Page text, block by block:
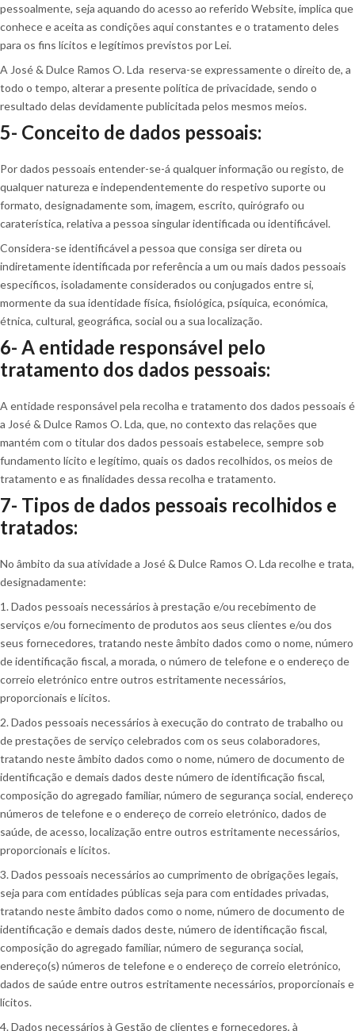
pessoalmente, seja aquando do acesso ao referido Website, implica que
conhece e aceita as condições aqui constantes e o tratamento deles
para os fins lícitos e legítimos previstos por Lei.
A José & Dulce Ramos O. Lda reserva-se expressamente o direito de, a
todo o tempo, alterar a presente política de privacidade, sendo o
resultado delas devidamente publicitada pelos mesmos meios.
5- Conceito de dados pessoais:
Por dados pessoais entender-se-á qualquer informação ou registo, de
qualquer natureza e independentemente do respetivo suporte ou
formato, designadamente som, imagem, escrito, quirógrafo ou
caraterística, relativa a pessoa singular identificada ou identificável.
Considera-se identificável a pessoa que consiga ser direta ou
indiretamente identificada por referência a um ou mais dados pessoais
específicos, isoladamente considerados ou conjugados entre si,
mormente da sua identidade física, fisiológica, psíquica, económica,
étnica, cultural, geográfica, social ou a sua localização.
6- A entidade responsável pelo
tratamento dos dados pessoais:
A entidade responsável pela recolha e tratamento dos dados pessoais é
a José & Dulce Ramos O. Lda, que, no contexto das relações que
mantém com o titular dos dados pessoais estabelece, sempre sob
fundamento lícito e legítimo, quais os dados recolhidos, os meios de
tratamento e as finalidades dessa recolha e tratamento.
7- Tipos de dados pessoais recolhidos e
tratados:
No âmbito da sua atividade a José & Dulce Ramos O. Lda recolhe e trata,
designadamente:
1. Dados pessoais necessários à prestação e/ou recebimento de
serviços e/ou fornecimento de produtos aos seus clientes e/ou dos
seus fornecedores, tratando neste âmbito dados como o nome, número
de identificação fiscal, a morada, o número de telefone e o endereço de
correio eletrónico entre outros estritamente necessários,
proporcionais e lícitos.
2. Dados pessoais necessários à execução do contrato de trabalho ou
de prestações de serviço celebrados com os seus colaboradores,
tratando neste âmbito dados como o nome, número de documento de
identificação e demais dados deste número de identificação fiscal,
composição do agregado familiar, número de segurança social, endereço
números de telefone e o endereço de correio eletrónico, dados de
saúde, de acesso, localização entre outros estritamente necessários,
proporcionais e lícitos.
3. Dados pessoais necessários ao cumprimento de obrigações legais,
seja para com entidades públicas seja para com entidades privadas,
tratando neste âmbito dados como o nome, número de documento de
identificação e demais dados deste, número de identificação fiscal,
composição do agregado familiar, número de segurança social,
endereço(s) números de telefone e o endereço de correio eletrónico,
dados de saúde entre outros estritamente necessários, proporcionais e
lícitos.
4. Dados necessários à Gestão de clientes e fornecedores, à